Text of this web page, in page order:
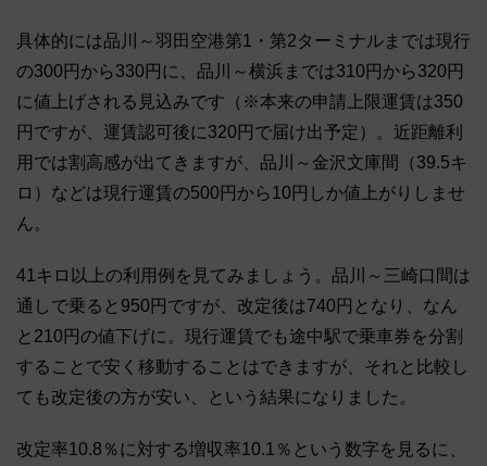
具体的には品川～羽田空港第1・第2ターミナルまでは現行
の300円から330円に、品川～横浜までは310円から320円
に値上げされる見込みです（※本来の申請上限運賃は350
円ですが、運賃認可後に320円で届け出予定）。近距離利
用では割高感が出てきますが、品川～金沢文庫間（39.5キ
ロ）などは現行運賃の500円から10円しか値上がりしませ
ん。
41キロ以上の利用例を見てみましょう。品川～三崎口間は
通しで乗ると950円ですが、改定後は740円となり、なん
と210円の値下げに。現行運賃でも途中駅で乗車券を分割
することで安く移動することはできますが、それと比較し
ても改定後の方が安い、という結果になりました。
改定率10.8％に対する増収率10.1％という数字を見るに、